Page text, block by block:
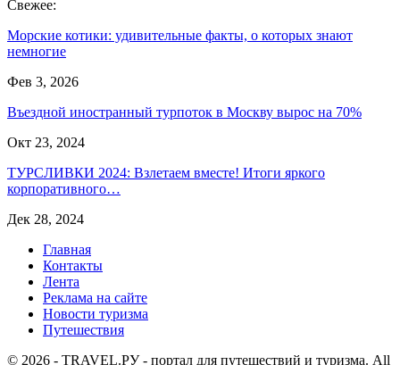
Свежее:
Морские котики: удивительные факты, о которых знают
немногие
Фев 3, 2026
Въездной иностранный турпоток в Москву вырос на 70%
Окт 23, 2024
ТУРСЛИВКИ 2024: Взлетаем вместе! Итоги яркого
корпоративного…
Дек 28, 2024
Главная
Контакты
Лента
Реклама на сайте
Новости туризма
Путешествия
© 2026 - TRAVEL.РУ - портал для путешествий и туризма. All